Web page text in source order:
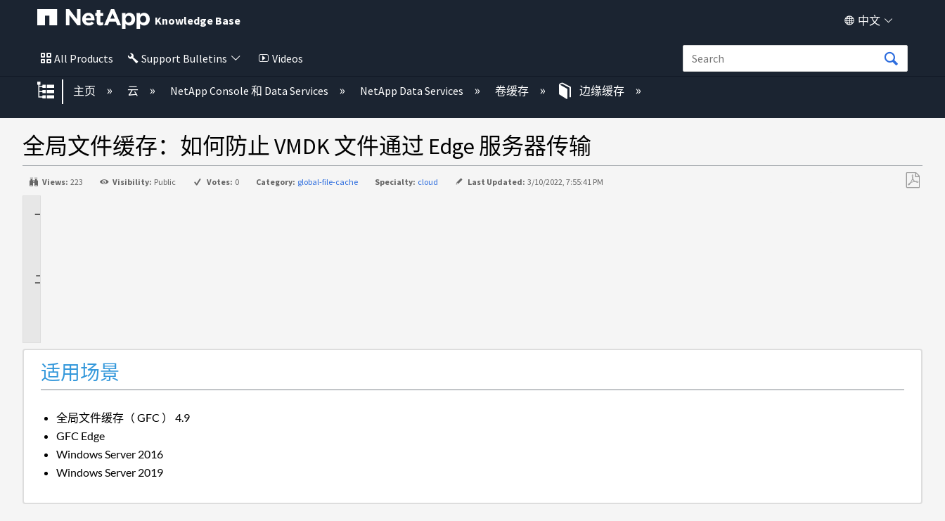
Knowledge Base 中文
All Products Support Bulletins Videos
扩展/隐缩全局层次
主页 云 NetApp Console 和 Data Services NetApp Data Services 卷缓存 边缘缓存
全局文件缓存：如何防止 VMDK 文件通过 Edge 服务器传输
Views: 223 Visibility: Public Votes: 0 Category: global-file-cache Specialty: cloud Last Updated: 3/10/2022, 7:55:41 PM
适用场景
全局文件缓存（ GFC ） 4.9
GFC Edge
Windows Server 2016
Windows Server 2019